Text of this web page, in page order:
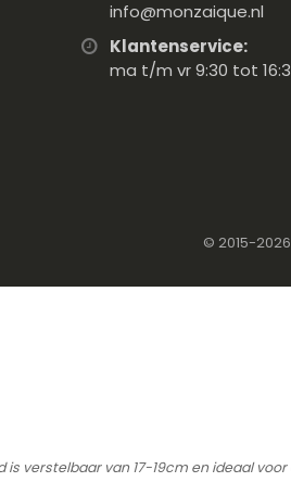
info@monzaique.nl
Klantenservice:
ma t/m vr 9:30 tot
© 2015-2026
verstelbaar van 17-19cm en ideaal